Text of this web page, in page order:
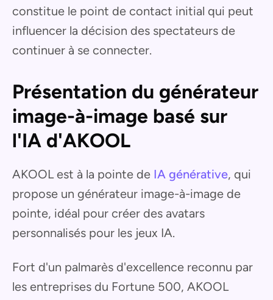
constitue le point de contact initial qui peut
influencer la décision des spectateurs de
continuer à se connecter.
Présentation du générateur
image-à-image basé sur
l'IA d'AKOOL
AKOOL est à la pointe de IA générative, qui
propose un générateur image-à-image de
pointe, idéal pour créer des avatars
personnalisés pour les jeux IA.
Fort d'un palmarès d'excellence reconnu par
les entreprises du Fortune 500, AKOOL